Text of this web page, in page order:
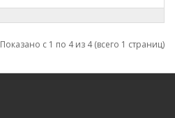
Показано с 1 по 4 из 4 (всего 1 страниц)